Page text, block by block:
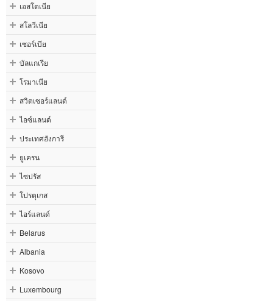
เอสโตเนีย
สโลวีเนีย
เซอร์เบีย
บัลแกเรีย
โรมาเนีย
สวิตเซอร์แลนด์
ไอซ์แลนด์
ประเทศฮังการี
ยูเครน
ไซปรัส
โปรตุเกส
ไอร์แลนด์
Belarus
Albania
Kosovo
Luxembourg